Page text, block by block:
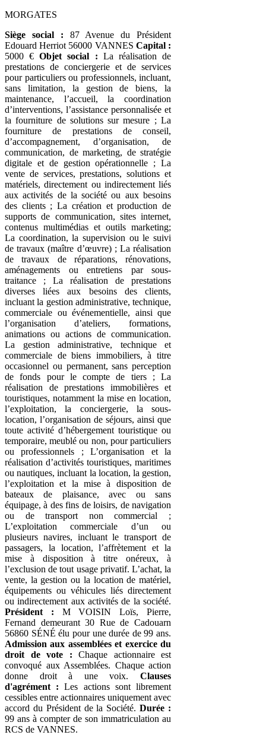
MORGATES
Siège social : 87 Avenue du Président
Edouard Herriot 56000 VANNES Capital :
5000 €Objet social : La réalisation de
prestations de conciergerie et de services
pour particuliers ou professionnels, incluant,
sans limitation, la gestion de biens, la
maintenance, l’accueil, la coordination
d’interventions, l’assistance personnalisée et
la fourniture de solutions sur mesure ; La
fourniture de prestations de conseil,
d’accompagnement, d’organisation, de
communication, de marketing, de stratégie
digitale et de gestion opérationnelle ; La
vente de services, prestations, solutions et
matériels, directement ou indirectement liés
aux activités de la société ou aux besoins
des clients ; La création et production de
supports de communication, sites internet,
contenus multimédias et outils marketing;
La coordination, la supervision ou le suivi
de travaux (maître d’œuvre) ; La réalisation
de travaux de réparations, rénovations,
aménagements ou entretiens par sous-
traitance ; La réalisation de prestations
diverses liées aux besoins des clients,
incluant la gestion administrative, technique,
commerciale ou événementielle, ainsi que
l’organisation d’ateliers, formations,
animations ou actions de communication.
La gestion administrative, technique et
commerciale de biens immobiliers, à titre
occasionnel ou permanent, sans perception
de fonds pour le compte de tiers ; La
réalisation de prestations immobilières et
touristiques, notamment la mise en location,
l’exploitation, la conciergerie, la sous-
location, l’organisation de séjours, ainsi que
toute activité d’hébergement touristique ou
temporaire, meublé ou non, pour particuliers
ou professionnels ; L’organisation et la
réalisation d’activités touristiques, maritimes
ou nautiques, incluant la location, la gestion,
l’exploitation et la mise à disposition de
bateaux de plaisance, avec ou sans
équipage, à des fins de loisirs, de navigation
ou de transport non commercial ;
L’exploitation commerciale d’un ou
plusieurs navires, incluant le transport de
passagers, la location, l’affrètement et la
mise à disposition à titre onéreux, à
l’exclusion de tout usage privatif. L’achat, la
vente, la gestion ou la location de matériel,
équipements ou véhicules liés directement
ou indirectement aux activités de la société.
Président : M VOISIN Loïs, Pierre,
Fernand demeurant 30 Rue de Cadouarn
56860 SÉNÉ élu pour une durée de 99 ans.
Admission aux assemblées et exercice du
droit de vote : Chaque actionnaire est
convoqué aux Assemblées. Chaque action
donne droit à une voix. Clauses
d'agrément : Les actions sont librement
cessibles entre actionnaires uniquement avec
accord du Président de la Société.Durée :
99 ans à compter de son immatriculation au
RCS de VANNES.